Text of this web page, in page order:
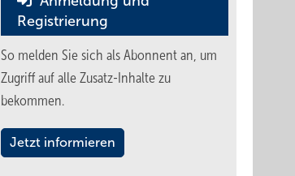
Registrierung
So melden Sie sich als Abonnent an, um
Zugriff auf alle Zusatz-Inhalte zu
bekommen.
Jetzt informieren